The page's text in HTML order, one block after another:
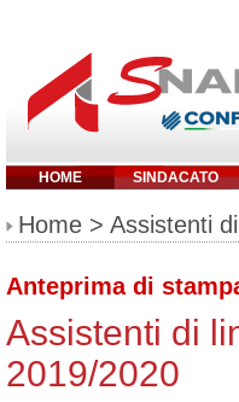
HOME SINDACATO
Home > Assistenti
Anteprima di
Assistenti di
2019/2020